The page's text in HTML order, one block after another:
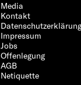
Media
Kontakt
Datenschutzerklärung
Impressum
Jobs
Offenlegung
AGB
Netiquette